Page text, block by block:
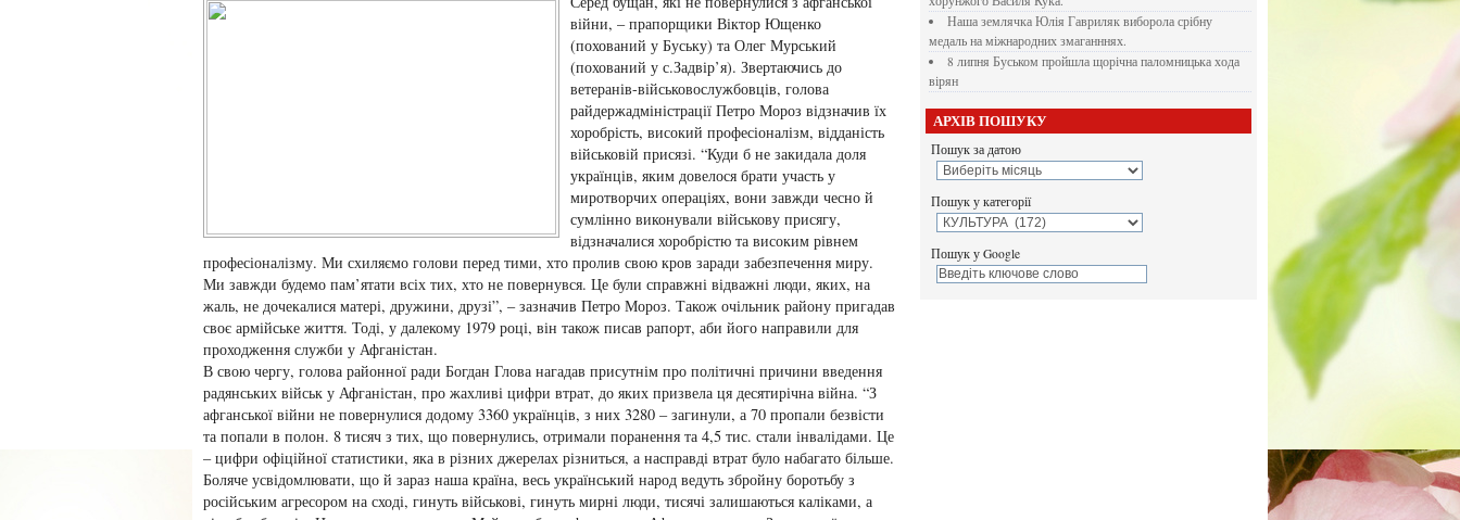
війни, – прапорщики Віктор Ющенко
(похований у Буську) та Олег Мурський
(похований у с.Задвір’я). Звертаючись до
ветеранів-військовослужбовців, голова
райдержадміністрації Петро Мороз відзначив їх
хоробрість, високий професіоналізм, відданість
військовій присязі. “Куди б не закидала доля
українців, яким довелося брати участь у
миротворчих операціях, вони завжди чесно й
сумлінно виконували військову присягу,
відзначалися хоробрістю та високим рівнем
професіоналізму. Ми схиляємо голови перед тими, хто пролив свою кров заради забезпечення миру.
Ми завжди будемо пам’ятати всіх тих, хто не повернувся. Це були справжні відважні люди, яких, на
жаль, не дочекалися матері, дружини, друзі”, – зазначив Петро Мороз. Також очільник району пригадав
своє армійське життя. Тоді, у далекому 1979 році, він також писав рапорт, аби його направили для
проходження служби у Афганістан.
В свою чергу, голова районної ради Богдан Глова нагадав присутнім про політичні причини введення
радянських військ у Афганістан, про жахливі цифри втрат, до яких призвела ця десятирічна війна. “З
афганської війни не повернулися додому 3360 українців, з них 3280 – загинули, а 70 пропали безвісти
та попали в полон. 8 тисяч з тих, що повернулись, отримали поранення та 4,5 тис. стали інвалідами. Це
– цифри офіційної статистики, яка в різних джерелах різниться, а насправді втрат було набагато більше.
Боляче усвідомлювати, що й зараз наша країна, весь український народ ведуть збройну боротьбу з
російським агресором на сході, гинуть військові, гинуть мирні люди, тисячі залишаються каліками, а
Наша землячка Юлія Гавриляк виборола срібну
медаль на міжнародних змаганннях.
8 липня Буськом пройшла щорічна паломницька хода
вірян
АРХІВ ПОШУКУ
Пошук за датою
Пошук у категорії
Пошук у Google